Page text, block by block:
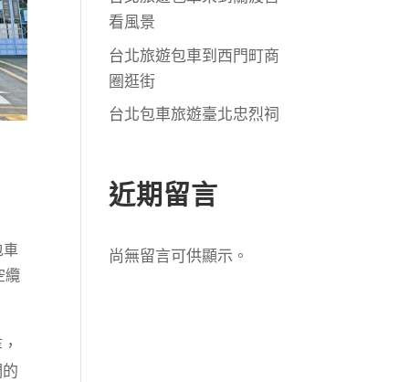
車
纜
看風景
台北旅遊包車到西門町商
圈逛街
台北包車旅遊臺北忠烈祠
近期留言
尚無留言可供顯示。